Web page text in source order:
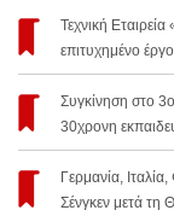
Τεχνική
επιτυχημένο έργο
Συγκίνηση στο
30χρονη
Γερμανία,
Σένγκεν μετά τη